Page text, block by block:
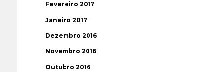
Fevereiro 2017
Janeiro 2017
Dezembro 2016
Novembro 2016
Outubro 2016